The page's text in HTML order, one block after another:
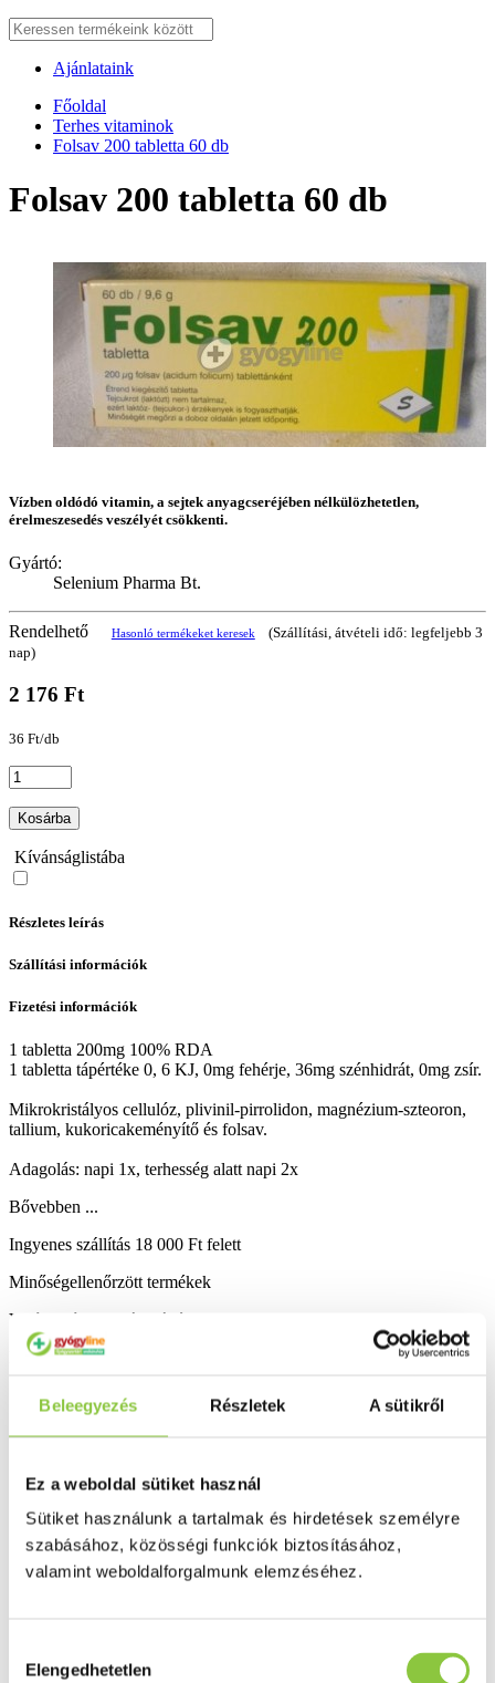
Beleegyezés Részletek A sütikről
Ez a weboldal sütiket használ
Sütiket használunk a tartalmak és hirdetések személyre
szabásához, közösségi funkciók biztosításához,
valamint weboldalforgalmunk elemzéséhez.
kiválasztása
Elengedhetetlen
Ajánlataink
Főoldal
Terhes vitaminok
Folsav 200 tabletta 60 db
Folsav 200 tabletta 60 db
Vízben oldódó vitamin, a sejtek anyagcseréjében nélkülözhetetlen,
érelmeszesedés veszélyét csökkenti.
Gyártó:
Selenium Pharma Bt.
Rendelhető Hasonló termékeket keresek
(Szállítási, átvételi idő: legfeljebb 3
nap)
2 176 Ft
36 Ft/db
Kosárba
Kívánságlistába
Részletes leírás
Szállítási információk
Fizetési információk
1 tabletta 200mg 100% RDA
1 tabletta tápértéke 0, 6 KJ, 0mg fehérje, 36mg szénhidrát, 0mg zsír.
Mikrokristályos cellulóz, plivinil-pirrolidon, magnézium-szteoron,
tallium, kukoricakeményítő és folsav.
Adagolás: napi 1x, terhesség alatt napi 2x
Bővebben ...
Ingyenes szállítás 18 000 Ft felett
Minőségellenőrzött termékek
Valós gyógyszertári háttér
Folyamatos akciók
Ezek is érdekelhetik Önt